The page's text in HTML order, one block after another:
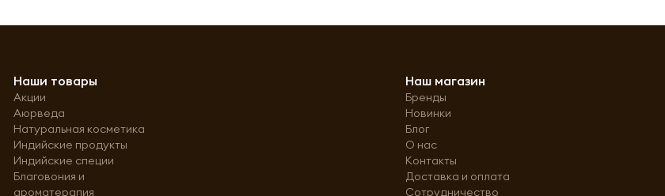
Наши товары
Акции
Аюрведа
Натуральная косметика
Индийские продукты
Индийские специи
Благовония и
ароматерапия
Наш магазин
Бренды
Новинки
Блог
О нас
Контакты
Доставка и оплата
Сотрудничество